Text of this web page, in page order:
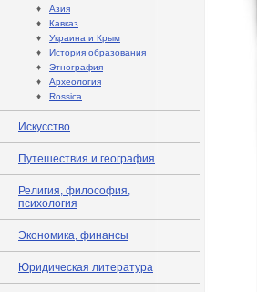
♦ Азия
♦ Кавказ
♦ Украина и Крым
♦ История образования
♦ Этнография
♦ Археология
♦ Rossica
Искусство
Путешествия и география
Религия, философия,
психология
Экономика, финансы
Юридическая литература